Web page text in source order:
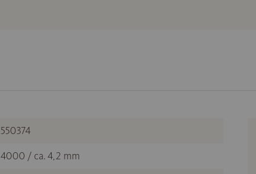
550374
4000 / ca. 4,2 mm